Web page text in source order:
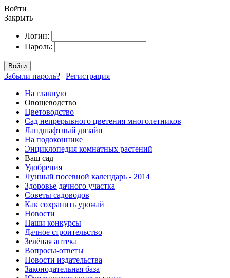
Войти
Закрыть
Логин:
Пароль:
Войти
Забыли пароль? | Регистрация
На главную
Овощеводство
Цветоводство
Сад непрерывного цветения многолетников
Ландшафтный дизайн
На подоконнике
Энциклопедия комнатных растений
Ваш сад
Удобрения
Лунный посевной календарь - 2014
Здоровье дачного участка
Советы садоводов
Как сохранить урожай
Новости
Наши конкурсы
Дачное строительство
Зелёная аптека
Вопросы-ответы
Новости издательства
Законодательная база